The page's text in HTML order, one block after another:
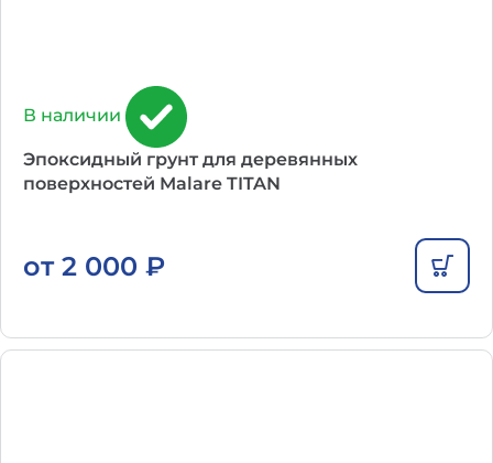
В наличии
Эпоксидный грунт для деревянных
поверхностей Malare TITAN
от 2 000 ₽